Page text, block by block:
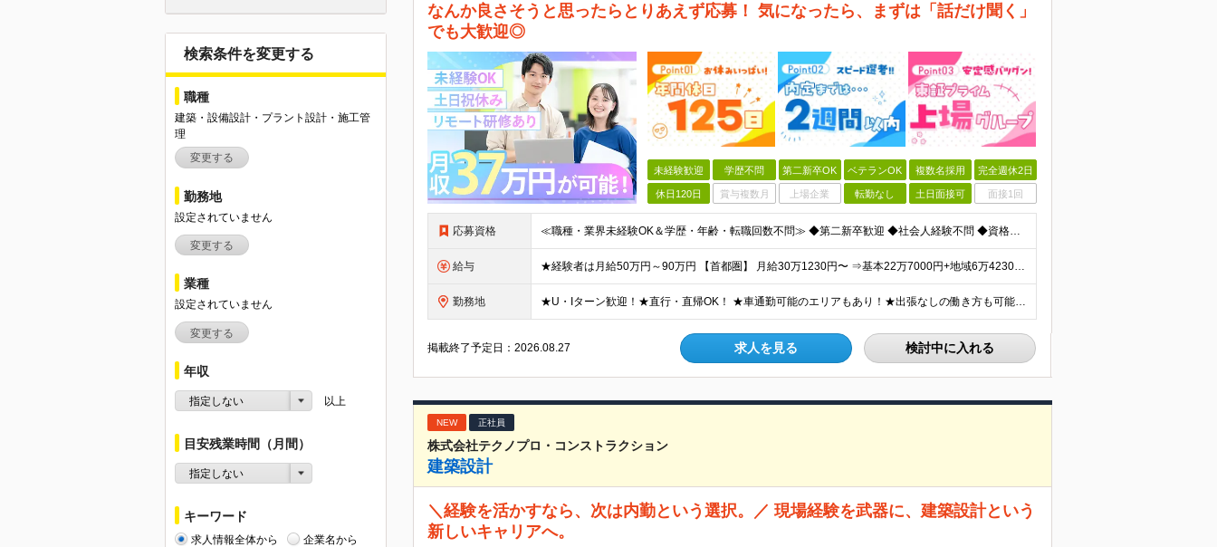
検索条件を変更する
職種
建築・設備設計・プラント設計・施工管
理
変更する
勤務地
設定されていません
変更する
業種
設定されていません
変更する
年収
指定しない 以上
目安残業時間（月間）
指定しない
キーワード
求人情報全体から 企業名から
なんか良さそうと思ったらとりあえず応募！ 気になったら、まずは「話だけ聞く」
でも大歓迎◎
未経験歓迎 学歴不問 第二新卒OK ベテランOK 複数名採用 完全週休2日
休日120日 賞与複数月 上場企業 転勤なし 土日面接可 面接1回
応募資格 ≪職種・業界未経験OK＆学歴・年齢・転職回数不問≫ ◆第二新卒歓迎 ◆社会人経験不問 ◆資格不問 ※新卒の方もご応募可能 （待遇・募集要項等は別途ご案内いたします） ※入社時期は柔軟に対応します！半年
給与 ★経験者は月給50万円～90万円 【首都圏】 月給30万1230円〜 ⇒基本22万7000円+地域6万4230円+皆勤1万円 【群馬/栃木/茨城】 月給28万1090円〜 ⇒基本23万4000円+
勤務地 ★U・Iターン歓迎！★直行・直帰OK！ ★車通勤可能のエリアもあり！★出張なしの働き方も可能 全国47都道府県の各プロジェクト（転勤なし！勤務地に対する希望も実現可能！） 「自宅から1時間以内で通え
掲載終了予定日：2026.08.27 求人を見る 検討中に入れる
NEW 正社員
株式会社テクノプロ・コンストラクション
建築設計
＼経験を活かすなら、次は内勤という選択。／ 現場経験を武器に、建築設計という
新しいキャリアへ。